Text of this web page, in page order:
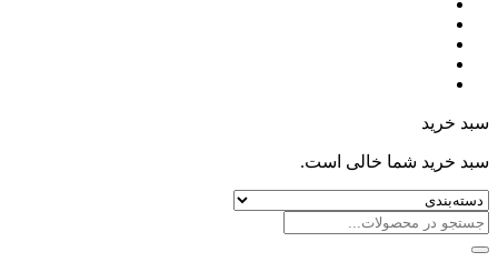
سبد خرید
سبد خرید شما خالی است.